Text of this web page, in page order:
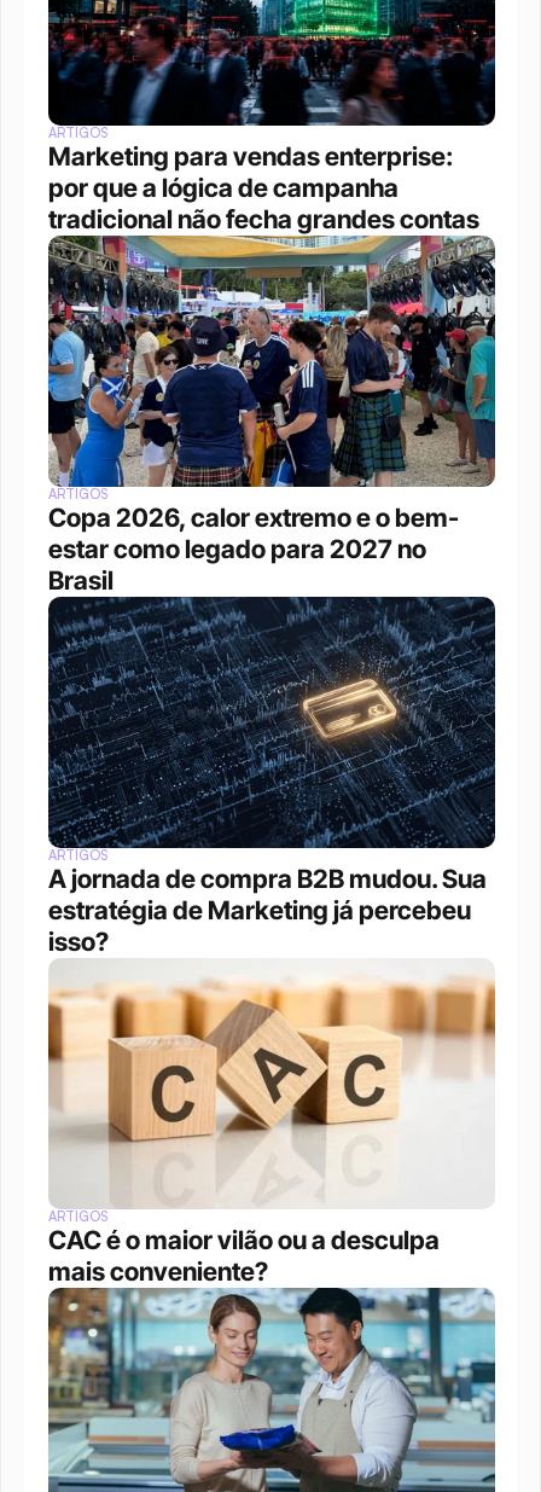
ARTIGOS
Marketing para vendas enterprise:
por que a lógica de campanha
tradicional não fecha grandes contas
ARTIGOS
Copa 2026, calor extremo e o bem-
estar como legado para 2027 no
Brasil
ARTIGOS
A jornada de compra B2B mudou. Sua
estratégia de Marketing já percebeu
isso?
ARTIGOS
CAC é o maior vilão ou a desculpa
mais conveniente?